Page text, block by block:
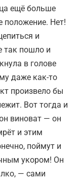
ещё больше
положение. Нет!
и
так пошло и
в голове
даже как-то
произвело бы
Вот тогда и
виноват — он
и этим
поймут и
укором! Он
— сами